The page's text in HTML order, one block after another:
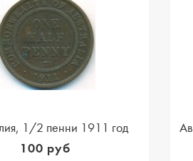
1/2 пенни 1911 год
100 руб